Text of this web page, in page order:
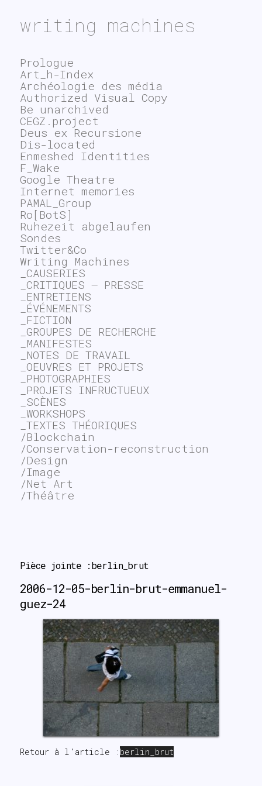
writing machines
Pièce jointe :berlin_brut
2006-12-05-berlin-brut-emmanuel-
guez-24
Retour à l'article : berlin_brut
Prologue
Art_h-Index
Archéologie des média
Authorized Visual Copy
Be unarchived
CEGZ.project
Deus ex Recursione
Dis-located
Enmeshed Identities
F_Wake
Google Theatre
Internet memories
PAMAL_Group
Ro[BotS]
Ruhezeit abgelaufen
Sondes
Twitter&Co
Writing Machines
_CAUSERIES
_CRITIQUES – PRESSE
_ENTRETIENS
_ÉVÉNEMENTS
_FICTION
_GROUPES DE RECHERCHE
_MANIFESTES
_NOTES DE TRAVAIL
_OEUVRES ET PROJETS
_PHOTOGRAPHIES
_PROJETS INFRUCTUEUX
_SCÈNES
_WORKSHOPS
_TEXTES THÉORIQUES
/Blockchain
/Conservation-reconstruction
/Design
/Image
/Net Art
/Théâtre